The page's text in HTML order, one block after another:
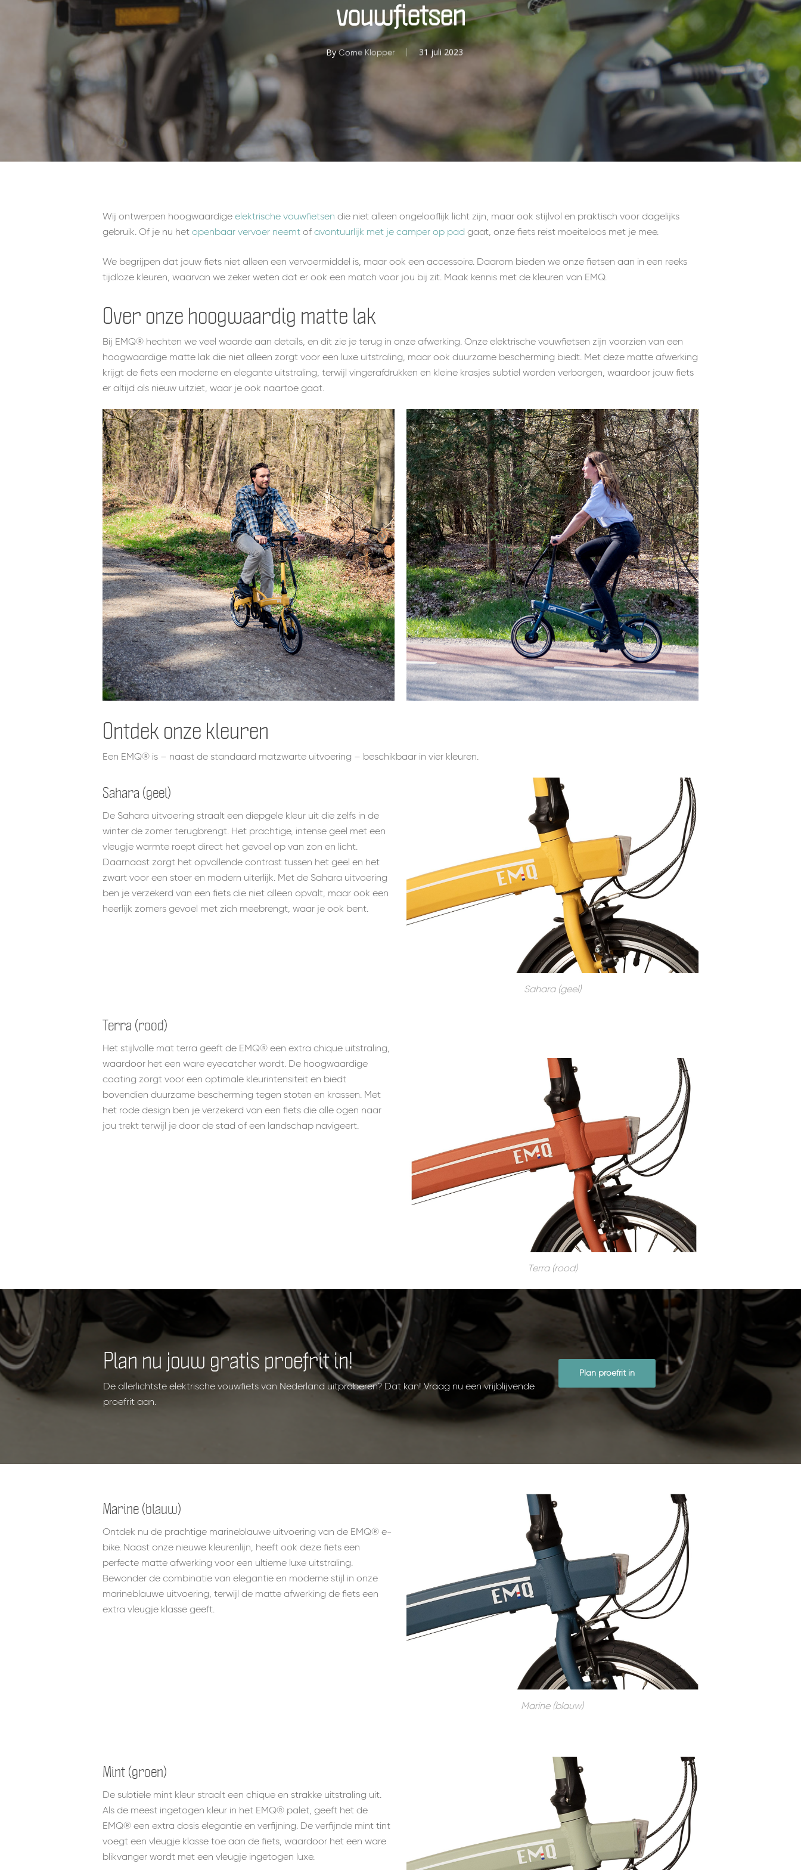
vouwfietsen
By Corne Klopper 31 juli 2023
Wij ontwerpen hoogwaardigeelektrische vouwfietsen die niet alleen ongelooflijk licht zijn, maar ook stijlvol en praktisch voor dagelijks
gebruik. Of je nu hetopenbaar vervoer neemt ofavontuurlijk met je camper op pad gaat, onze fiets reist moeiteloos met je mee.
We begrijpen dat jouw fiets niet alleen een vervoermiddel is, maar ook een accessoire. Daarom bieden we onze fietsen aan in een reeks
tijdloze kleuren, waarvan we zeker weten dat er ook een match voor jou bij zit. Maak kennis met de kleuren van EMQ.
Over onze hoogwaardig matte lak
Bij EMQ® hechten we veel waarde aan details, en dit zie je terug in onze afwerking. Onze elektrische vouwfietsen zijn voorzien van een
hoogwaardige matte lak die niet alleen zorgt voor een luxe uitstraling, maar ook duurzame bescherming biedt. Met deze matte afwerking
krijgt de fiets een moderne en elegante uitstraling, terwijl vingerafdrukken en kleine krasjes subtiel worden verborgen, waardoor jouw fiets
er altijd als nieuw uitziet, waar je ook naartoe gaat.
Ontdek onze kleuren
Een EMQ® is – naast de standaard matzwarte uitvoering – beschikbaar in vier kleuren.
Sahara (geel)
De Sahara uitvoering straalt een diepgele kleur uit die zelfs in de
winter de zomer terugbrengt. Het prachtige, intense geel met een
vleugje warmte roept direct het gevoel op van zon en licht.
Daarnaast zorgt het opvallende contrast tussen het geel en het
zwart voor een stoer en modern uiterlijk. Met de Sahara uitvoering
ben je verzekerd van een fiets die niet alleen opvalt, maar ook een
heerlijk zomers gevoel met zich meebrengt, waar je ook bent.
Sahara (geel)
Terra (rood)
Het stijlvolle mat terra geeft de EMQ® een extra chique uitstraling,
waardoor het een ware eyecatcher wordt. De hoogwaardige
coating zorgt voor een optimale kleurintensiteit en biedt
bovendien duurzame bescherming tegen stoten en krassen. Met
het rode design ben je verzekerd van een fiets die alle ogen naar
jou trekt terwijl je door de stad of een landschap navigeert.
Terra (rood)
Plan nu jouw gratis proefrit in!
De allerlichtste elektrische vouwfiets van Nederland uitproberen? Dat kan! Vraag nu een vrijblijvende
proefrit aan.
Plan proefrit in
Marine (blauw)
Ontdek nu de prachtige marineblauwe uitvoering van de EMQ® e-
bike. Naast onze nieuwe kleurenlijn, heeft ook deze fiets een
perfecte matte afwerking voor een ultieme luxe uitstraling.
Bewonder de combinatie van elegantie en moderne stijl in onze
marineblauwe uitvoering, terwijl de matte afwerking de fiets een
extra vleugje klasse geeft.
Marine (blauw)
Mint (groen)
De subtiele mint kleur straalt een chique en strakke uitstraling uit.
Als de meest ingetogen kleur in het EMQ® palet, geeft het de
EMQ® een extra dosis elegantie en verfijning. De verfijnde mint tint
voegt een vleugje klasse toe aan de fiets, waardoor het een ware
blikvanger wordt met een vleugje ingetogen luxe.